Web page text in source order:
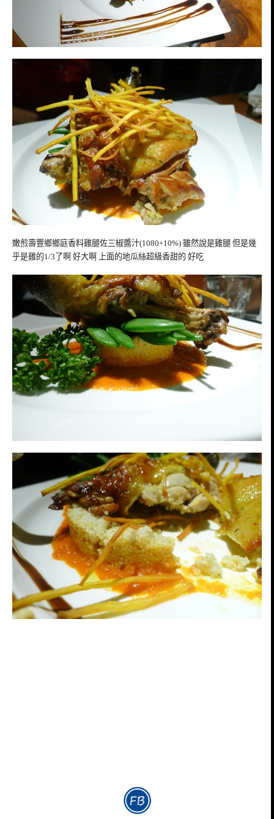
嫩煎壽豐鄉鄉庭香料雞腿佐三椒醬汁(1080+10%) 雖然說是雞腿 但是幾
乎是雞的1/3了啊 好大啊 上面的地瓜絲超級香甜的 好吃